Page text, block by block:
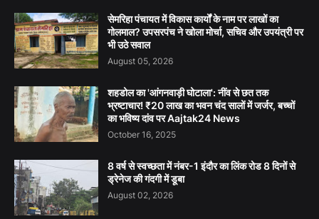
सेमरिहा पंचायत में विकास कार्यों के नाम पर लाखों का
गोलमाल? उपसरपंच ने खोला मोर्चा, सचिव और उपयंत्री पर
भी उठे सवाल
August 05, 2026
शहडोल का 'आंगनवाड़ी घोटाला': नींव से छत तक
भ्रष्टाचार! ₹20 लाख का भवन चंद सालों में जर्जर, बच्चों
का भविष्य दांव पर Aajtak24 News
October 16, 2025
8 वर्ष से स्वच्छता में नंबर-1 इंदौर का लिंक रोड 8 दिनों से
ड्रेनेज की गंदगी में डूबा
August 02, 2026